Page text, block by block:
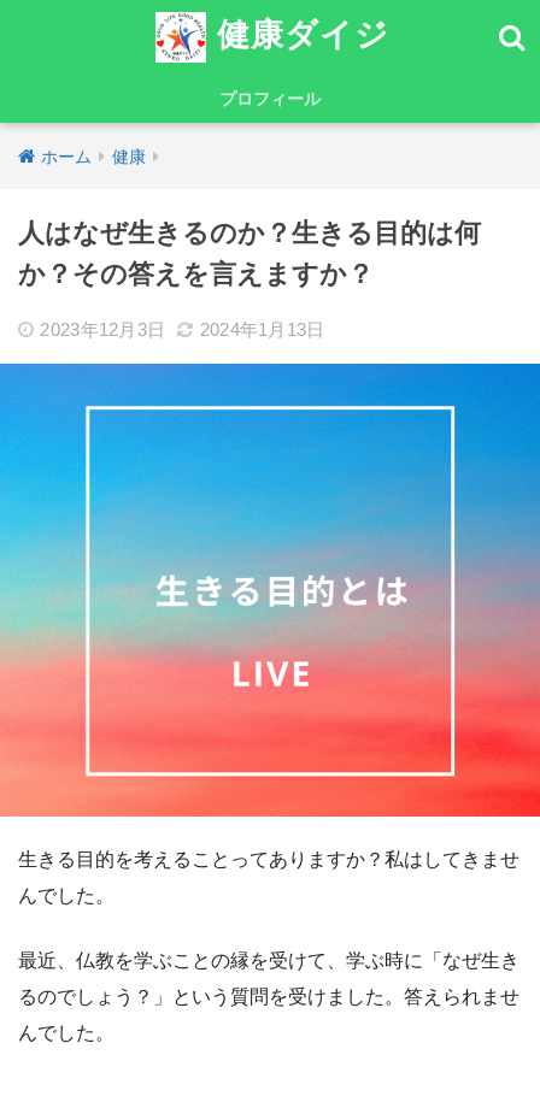
健康ダイジ
プロフィール
ホーム 健康
人はなぜ生きるのか？生きる目的は何
か？その答えを言えますか？
2023年12月3日 2024年1月13日
生きる目的を考えることってありますか？私はしてきませ
んでした。
最近、仏教を学ぶことの縁を受けて、学ぶ時に「なぜ生き
るのでしょう？」という質問を受けました。答えられませ
んでした。